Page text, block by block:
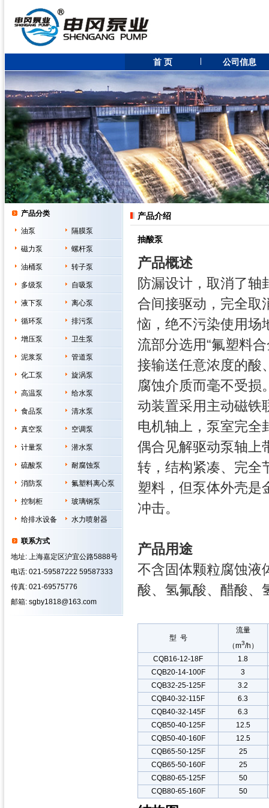
首 页 公司信息
产品分类
油泵 隔膜泵
磁力泵 螺杆泵
油桶泵 转子泵
多级泵 自吸泵
液下泵 离心泵
循环泵 排污泵
增压泵 卫生泵
泥浆泵 管道泵
化工泵 旋涡泵
高温泵 给水泵
食品泵 清水泵
真空泵 空调泵
计量泵 潜水泵
硫酸泵 耐腐蚀泵
消防泵 氟塑料离心泵
控制柜 玻璃钢泵
给排水设备 水力喷射器
联系方式
地址: 上海嘉定区沪宜公路5888号
电话: 021-59587222 59587333
传真: 021-69575776
邮箱: sgby1818@163.com
产品介绍
抽酸泵
产品概述
防漏设计，取消了轴
合间接驱动，完全取
恼，绝不污染使用场
流部分选用“氟塑料
接输送任意浓度的酸
腐蚀介质而毫不受损
动装置采用主动磁铁
电机轴上，泵室完全
偶合见解驱动泵轴上
转，结构紧凑、完全
塑料，但泵体外壳是
冲击。
产品用途
不含固体颗粒腐蚀液
酸、氢氟酸、醋酸、
型 号
流量
（m3/h）
CQB16-12-18F
1.8
CQB20-14-100F
3
CQB32-25-125F
3.2
CQB40-32-115F
6.3
CQB40-32-145F
6.3
CQB50-40-125F
12.5
CQB50-40-160F
12.5
CQB65-50-125F
25
CQB65-50-160F
25
CQB80-65-125F
50
CQB80-65-160F
50